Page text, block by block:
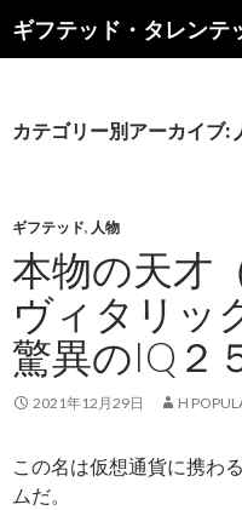
ギフテッド・タレンテ
索
ン
動
カテゴリー別アーカイブ:
ギフテッド, 人物
本物の天才
ヴィタリッ
驚異のIQ２
2021年12月29日 H
この名は仮想通貨に携わ
ムだ。